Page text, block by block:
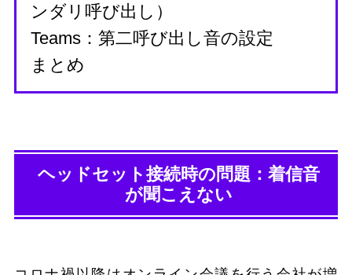
ンダリ呼び出し）
Teams：第二呼び出し音の設定
まとめ
ヘッドセット接続時の問題：着信音
が聞こえない